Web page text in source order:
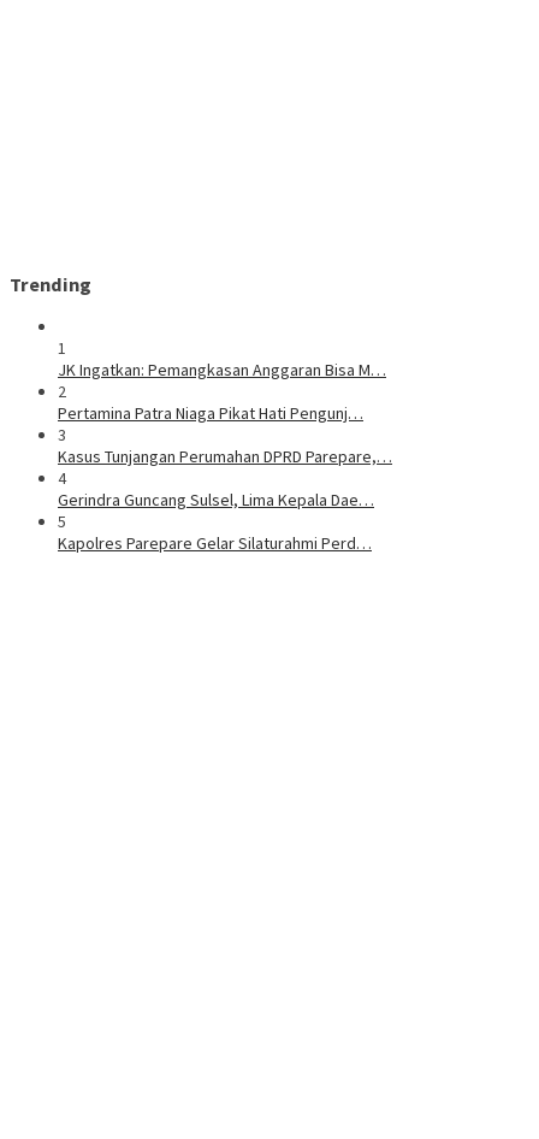
Trending
1
JK Ingatkan: Pemangkasan Anggaran Bisa M…
2
Pertamina Patra Niaga Pikat Hati Pengunj…
3
Kasus Tunjangan Perumahan DPRD Parepare,…
4
Gerindra Guncang Sulsel, Lima Kepala Dae…
5
Kapolres Parepare Gelar Silaturahmi Perd…